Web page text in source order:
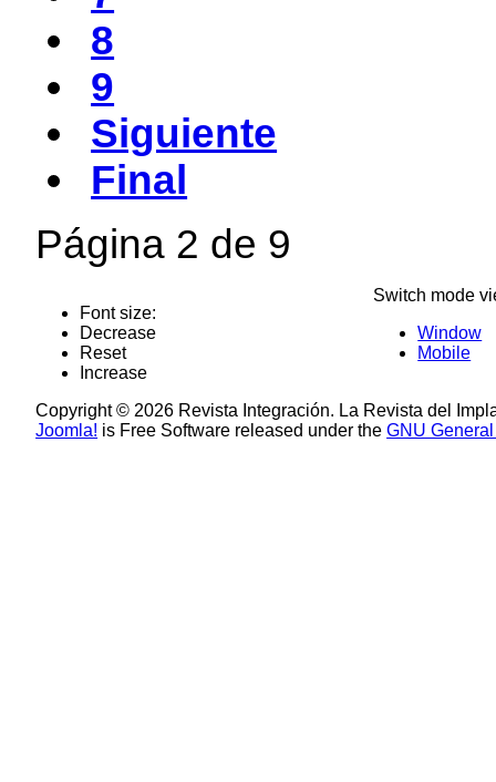
8
9
Siguiente
Final
Página 2 de 9
Font size:
Decrease
Reset
Increase
Switch mode
Window
Mobile
Copyright © 2026 Revista Integración. La Revista del
Joomla! is Free Software released under theGNU